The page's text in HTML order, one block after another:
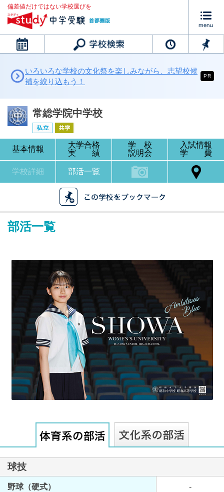
偏差値だけではない学校選びを
カレンダー
常総学院中学校
ブックマークした学校
ブックマークした学校はありません
いろいろな学校の文化祭を楽しみながら、志望校候
補を絞り込もう！
PR
常総学院中学校
基本情報
大学合格
実 績
学 校
説明会
入試情報
学 費
学校詳細 部活一覧
部活一覧
球技
野球（硬式） -